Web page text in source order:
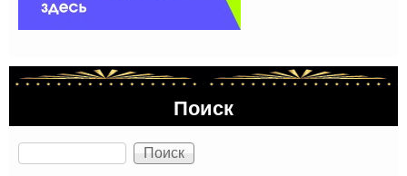
Поиск
Поиск